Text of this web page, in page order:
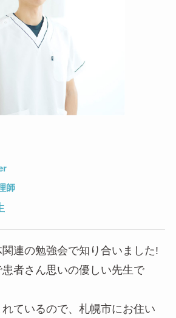
師
連の勉強会で知り合いました!
者さん思いの優しい先生で
ているので、札幌市にお住い